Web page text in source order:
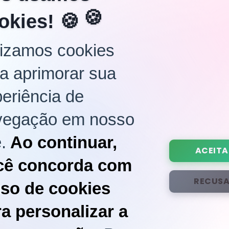
🍪
cookies
aprimorar sua
de
em nosso
Ao continuar,
concorda com
de cookies
personalizar a